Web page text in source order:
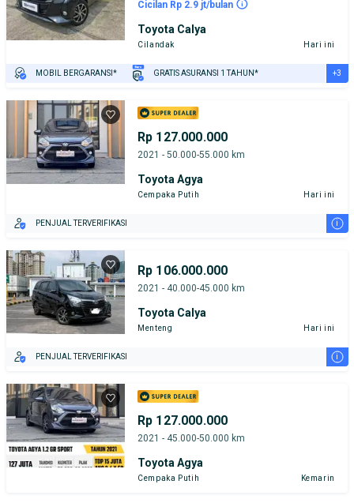
Cicilan Rp 2.9 jt/bulan
Toyota Calya
Cilandak Hari ini
MOBIL BERGARANSI* GRATIS ASURANSI 1 TAHUN*
PENJUAL TERVERIFIKASI
+3
Rp 127.000.000
2021 - 50.000-55.000 km
Toyota Agya
Cempaka Putih Hari ini
PENJUAL TERVERIFIKASI i
Rp 106.000.000
2021 - 40.000-45.000 km
Toyota Calya
Menteng Hari ini
PENJUAL TERVERIFIKASI i
Rp 127.000.000
2021 - 45.000-50.000 km
Toyota Agya
Cempaka Putih Kemarin